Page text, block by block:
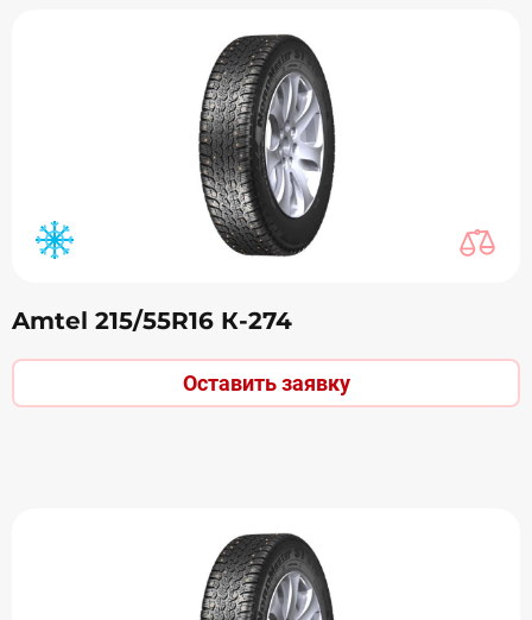
Amtel 215/55R16 К-274
Оставить заявку